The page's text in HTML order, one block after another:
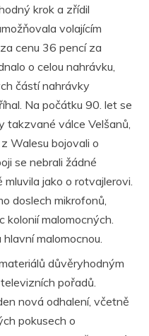
krok a zřídil
volajícím
cenu 36 pencí za
o celou nahrávku,
částí nahrávky
Na počátku 90. let se
takzvané válce Velšanů,
Walesu bojovali o
se nebrali žádné
jako o rotvajlerovi.
doslech mikrofonů,
kolonií malomocných.
malomocnou.
důvěryhodným
pořadů.
nová odhalení, včetně
pokusech o